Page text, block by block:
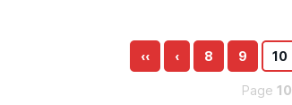
‹‹ ‹ 8 9 10
Page10